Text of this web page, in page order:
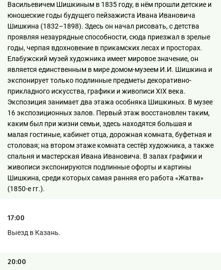
Васильевичем Шишкиным в 1835 году, в нём прошли детские и
юношеские годы будущего пейзажиста Ивана Ивановича
Шишкина (1832–1898). Здесь он начал рисовать, с детства
проявляя незаурядные способности, сюда приезжал в зрелые
годы, черпая вдохновение в прикамских лесах и просторах.
Елабужский музей художника имеет мировое значение, он
является единственным в мире домом-музеем И.И. Шишкина и
экспонирует только подлинные предметы декоративно-
прикладного искусства, графики и живописи XIX века.
Экспозиция занимает два этажа особняка Шишкиных. В музее
16 экспозиционных залов. Первый этаж восстановлен таким,
каким был при жизни семьи, здесь находятся большая и
малая гостиные, кабинет отца, дорожная комната, буфетная и
столовая; на втором этаже комната сестёр художника, а также
спальня и мастерская Ивана Ивановича. В залах графики и
живописи экспонируются подлинные офорты и картины
Шишкина, среди которых самая ранняя его работа «Жатва»
(1850-е гг.).
17:00
Выезд в Казань.
20:00